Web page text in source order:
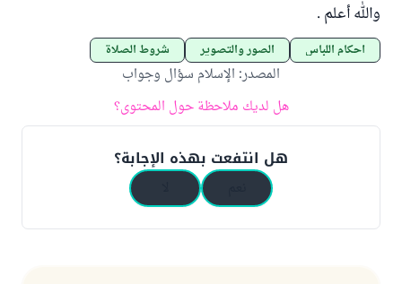
والله أعلم .
أحكام اللباس الصور والتصوير شروط الصلاة
المصدر: الإسلام سؤال وجواب
هل لديك ملاحظة حول المحتوى؟
هل انتفعت بهذه الإجابة؟